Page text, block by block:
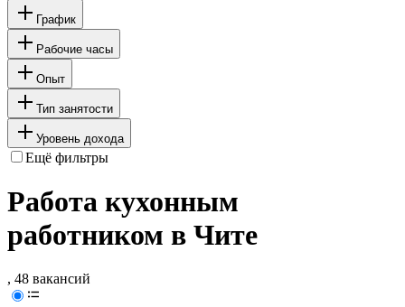
График
Рабочие часы
Опыт
Тип занятости
Уровень дохода
Ещё фильтры
Работа кухонным
работником в Чите
, 48 вакансий